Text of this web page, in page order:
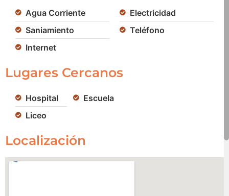
Agua Corriente
Electricidad
Saniamiento
Teléfono
Internet
Lugares Cercanos
Hospital
Escuela
Liceo
Localización